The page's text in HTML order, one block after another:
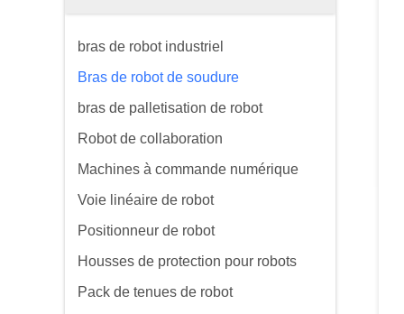
bras de robot industriel
Bras de robot de soudure
bras de palletisation de robot
Robot de collaboration
Machines à commande numérique
Voie linéaire de robot
Positionneur de robot
Housses de protection pour robots
Pack de tenues de robot